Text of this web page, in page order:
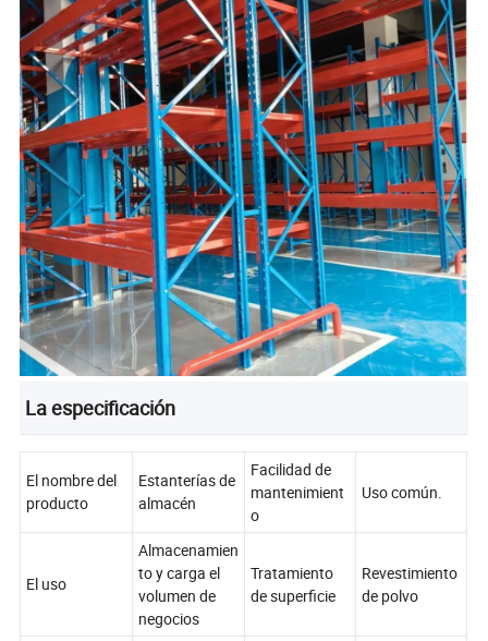
La especificación
El nombre del
producto
Estanterías de
almacén
Facilidad de
mantenimient
o
Uso común.
El uso
Almacenamien
to y carga el
volumen de
negocios
Tratamiento
de superficie
Revestimiento
de polvo